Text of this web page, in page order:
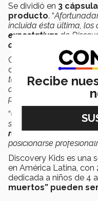
Se dividió en 3
producto. “
incluida ésta última, los
expectativas de
constante en el canal
Claudia Garza,
departamento de arte
todas las
arte digital esto les
producción
“Cada quien elige en
spots quiere estar, en c
render. Esto también,
posicionarse
Discovery Kids es una
en América Latina,
dedicada a niños de 4
muertos” pueden
Recibe